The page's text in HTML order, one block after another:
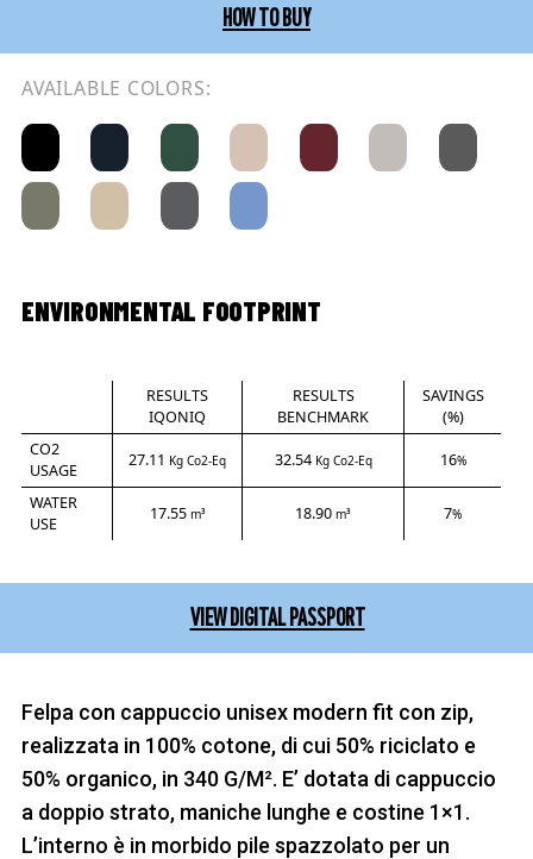
HOW TO BUY
AVAILABLE COLORS:
ENVIRONMENTAL FOOTPRINT
RESULTS
IQONIQ
RESULTS
BENCHMARK
SAVINGS
(%)
CO2
USAGE
27.11 Kg Co2-Eq 32.54 Kg Co2-Eq 16%
WATER
USE
17.55 m³ 18.90 m³ 7%
VIEW DIGITAL PASSPORT
Felpa con cappuccio unisex modern fit con zip,
realizzata in 100% cotone, di cui 50% riciclato e
50% organico, in 340 G/M². E’ dotata di cappuccio
a doppio strato, maniche lunghe e costine 1×1.
L’interno è in morbido pile spazzolato per un